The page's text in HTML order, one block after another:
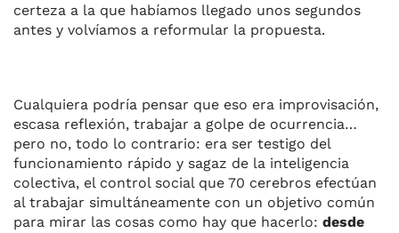
certeza a la que habíamos llegado unos segundos
antes y volvíamos a reformular la propuesta.
Cualquiera podría pensar que eso era improvisación,
escasa reflexión, trabajar a golpe de ocurrencia…
pero no, todo lo contrario: era ser testigo del
funcionamiento rápido y sagaz de la inteligencia
colectiva, el control social que 70 cerebros efectúan
al trabajar simultáneamente con un objetivo común
para mirar las cosas como hay que hacerlo: desde